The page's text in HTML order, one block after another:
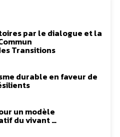
par le dialogue et la
Transitions
durable en faveur de
un modèle
du vivant …